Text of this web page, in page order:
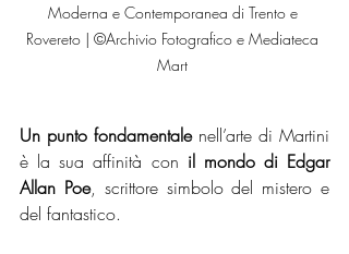
Moderna e Contemporanea di Trento e
Rovereto | ©Archivio Fotografico e Mediateca
Mart
Un punto fondamentale nell’arte di Martini
è la sua affinità con il mondo di Edgar
Allan Poe, scrittore simbolo del mistero e
del fantastico.